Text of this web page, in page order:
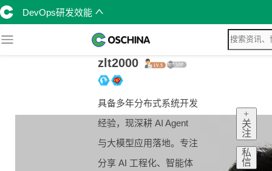
DevOps研发效能
zlt2000
具备多年分布式系统开发
经验，现深耕 AI Agent
与大模型应用落地。专注
分享 AI 工程化、智能体
+
关
注
私
信